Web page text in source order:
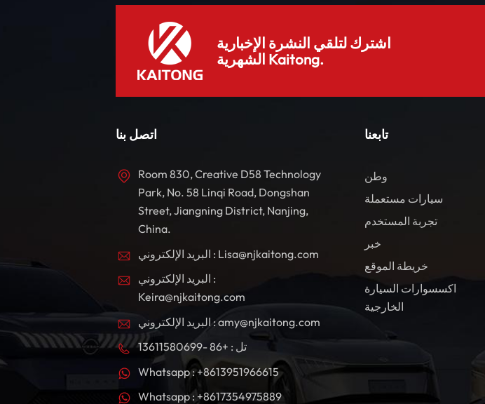
اشترك لتلقي النشرة الإخبارية
الشهرية Kaitong.
اتصل بنا
Room 830, Creative D58 Technology
Park, No. 58 Linqi Road, Dongshan
Street, Jiangning District, Nanjing,
China.
البريد الإلكتروني : Lisa@njkaitong.com
البريد الإلكتروني :
Keira@njkaitong.com
البريد الإلكتروني : amy@njkaitong.com
تل : +86 -13611580699
Whatsapp : +8613951966615
Whatsapp : +8617354975889
تابعنا
وطن
سيارات مستعملة
تجربة المستخدم
خبر
خريطة الموقع
اكسسوارات السيارة
الخارجية